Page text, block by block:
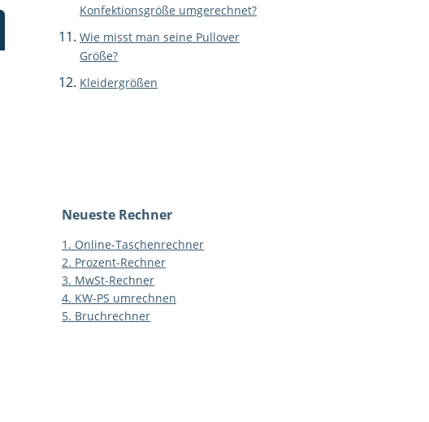
Konfektionsgröße umgerechnet?
Wie misst man seine Pullover
Größe?
Kleidergrößen
Neueste Rechner
1. Online-Taschenrechner
2. Prozent-Rechner
3. MwSt-Rechner
4. KW-PS umrechnen
5. Bruchrechner